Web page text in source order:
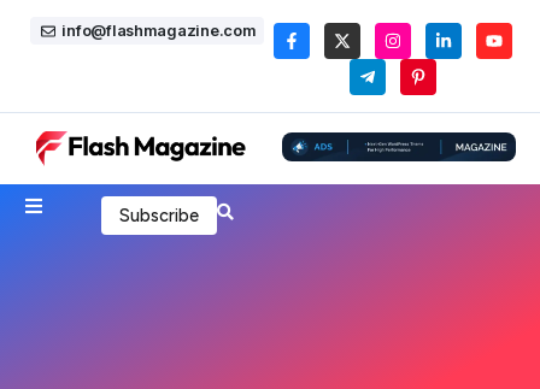
info@flashmagazine.com
Subscribe